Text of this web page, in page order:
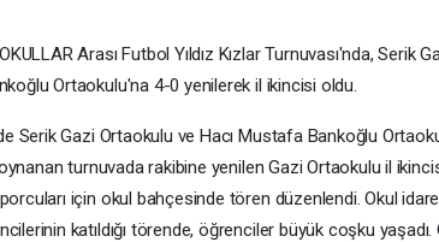
Arası Futbol Yıldız Kızlar Turnuvası'nda, Serik
Ortaokulu'na 4-0 yenilerek il ikincisi oldu.
Serik Gazi Ortaokulu ve Hacı Mustafa Bankoğlu
turnuvada rakibine yenilen Gazi Ortaokulu il
için okul bahçesinde tören düzenlendi. Okul
katıldığı törende, öğrenciler büyük coşku